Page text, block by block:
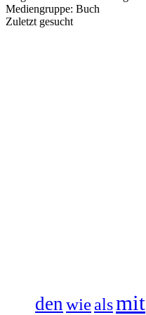
Mediengruppe: Buch
Zuletzt gesucht
denwiealsmit